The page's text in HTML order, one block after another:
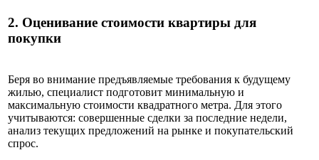
2. Оценивание стоимости квартиры для
покупки
Беря во внимание предъявляемые требования к будущему
жилью, специалист подготовит минимальную и
максимальную стоимости квадратного метра. Для этого
учитываются: совершенные сделки за последние недели,
анализ текущих предложений на рынке и покупательский
спрос.